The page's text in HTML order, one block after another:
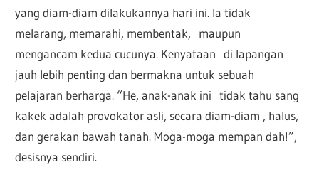
yang diam-diam dilakukannya hari ini. Ia tidak
melarang, memarahi, membentak, maupun
mengancam kedua cucunya. Kenyataan di lapangan
jauh lebih penting dan bermakna untuk sebuah
pelajaran berharga. “He, anak-anak ini tidak tahu sang
kakek adalah provokator asli, secara diam-diam , halus,
dan gerakan bawah tanah. Moga-moga mempan dah!”,
desisnya sendiri.